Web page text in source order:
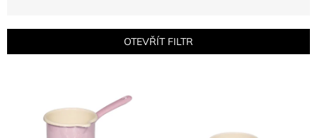
r
OTEVŘÍT FILTR